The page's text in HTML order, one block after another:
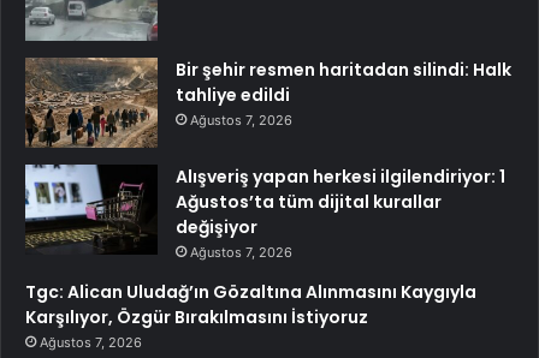
Bir şehir resmen haritadan silindi: Halk
tahliye edildi
Ağustos 7, 2026
Alışveriş yapan herkesi ilgilendiriyor: 1
Ağustos’ta tüm dijital kurallar
değişiyor
Ağustos 7, 2026
Tgc: Alican Uludağ’ın Gözaltına Alınmasını Kaygıyla
Karşılıyor, Özgür Bırakılmasını İstiyoruz
Ağustos 7, 2026